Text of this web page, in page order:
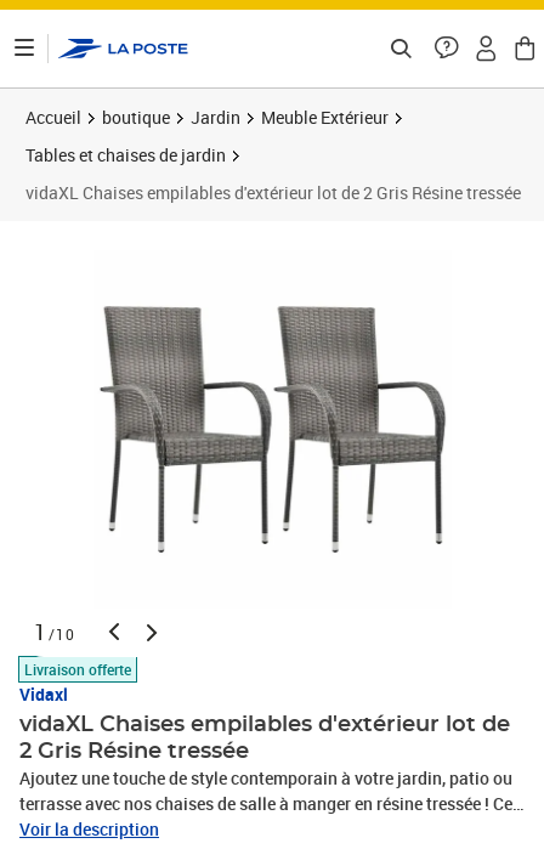
Accueil boutique Jardin
Meuble Extérieur
Tables et chaises de jardin
vidaXL Chaises empilables d'extérieur lot de 2 Gris Résine tressée
1 /10
Livraison offerte
Vidaxl
vidaXL Chaises empilables d'extérieur lot de
2 Gris Résine tressée
Ajoutez une touche de style contemporain à votre jardin, patio ou
terrasse avec nos chaises de salle à manger en résine tressée ! Ces
chaises de jardin empilables sont faites en résine tressée
Voir la description